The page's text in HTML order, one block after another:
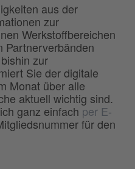
aus der
zur
Werkstoffbereichen
Partnerverbänden
zur
Sie der digitale
Monat über alle
aktuell wichtig sind.
ganz einfach per E-
für den